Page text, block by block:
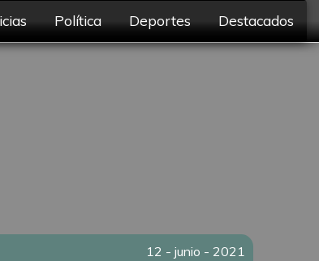
Política Deportes Destacados
12 - junio - 2021